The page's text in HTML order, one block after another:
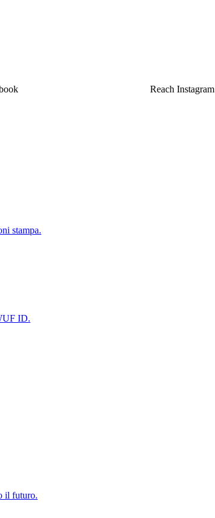
Reach Instagram
stampa.
ID.
il futuro.